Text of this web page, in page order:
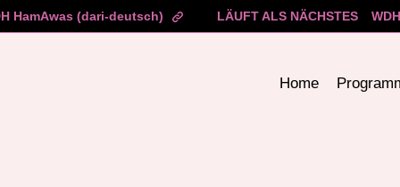
HamAwas (dari-deutsch) LÄUFT ALS NÄCHSTES
Home